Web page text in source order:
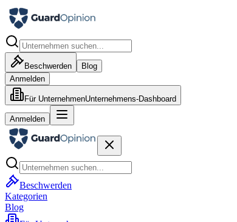
Beschwerden
Blog
Anmelden
Für UnternehmenUnternehmens-Dashboard
Anmelden
Beschwerden
Kategorien
Blog